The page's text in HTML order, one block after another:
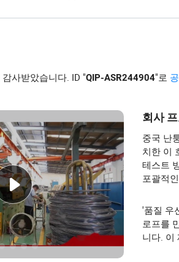
사받았습니다. ID "QIP-ASR244904"로
회사
중국 난
치한 이
테스트
포괄적
'품질 우
로프를
니다. 이